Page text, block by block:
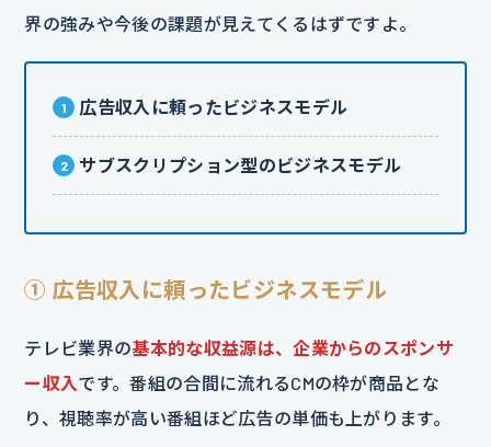
界の強みや今後の課題が見えてくるはずですよ。
広告収入に頼ったビジネスモデル
サブスクリプション型のビジネスモデル
① 広告収入に頼ったビジネスモデル
テレビ業界の基本的な収益源は、企業からのスポンサ
ー収入 です。番組の合間に流れるCMの枠が商品とな
り、視聴率が高い番組ほど広告の単価も上がります。